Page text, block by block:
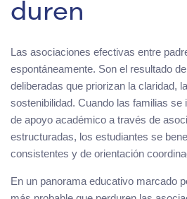
duren
Las asociaciones efectivas entre
espontáneamente. Son el resultado
deliberadas que priorizan la claridad,
sostenibilidad. Cuando las familias se
de apoyo académico a través de
estructuradas, los estudiantes se
consistentes y de orientación
En un panorama educativo marcado